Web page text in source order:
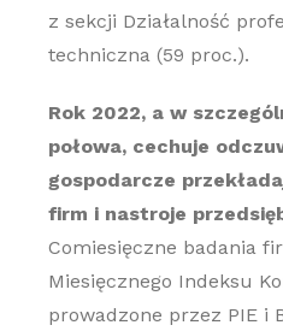
z sekcji Działalność
techniczna (59 proc.).
Rok 2022, a w
połowa, cechuje
gospodarcze
firm i nastroje
Comiesięczne badania
Miesięcznego Indeksu
prowadzone przez PIE i